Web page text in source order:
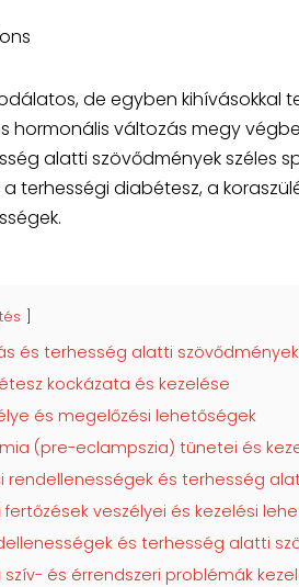
de egyben kihívásokkal
hormonális változás megy
alatti szövődmények széles
terhességi diabétesz, a
és terhesség alatti szövődmények
kockázata és kezelése
és megelőzési lehetőségek
(pre-eclampszia) tünetei és
rendellenességek és terhesség
veszélyei és kezelési
és terhesség alatti
és érrendszeri problémák